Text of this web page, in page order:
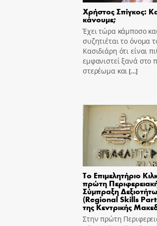
Χρήστος Σπίγκος:
κάνουμε;
Έχει τώρα κάμποσο
συζητιέται το όνομα
Κασιδιάρη ότι είναι
εμφανιστεί ξανά στο
στερέωμα και[…]
Το Επιμελητήριο
πρώτη
Σύμπραξη
(Regional Skills
της Κεντρικής
Στην πρώτη